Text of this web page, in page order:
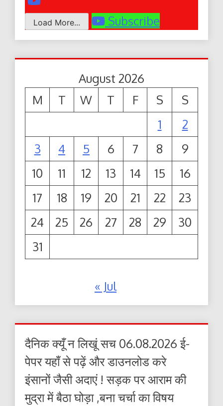
Load More... Subscribe
August 2026
M
T W T F S
S
1
2
3
4 5 6 7 8
9
10
11 12 13 14 15
16
17
18 19 20 21 22
23
24
25 26 27 28 29
30
31
« Jul
दैनिक क्यूँ न लिखूं सच 06.08.2026 ई-
पेपर यहाँ से पढ़ें और डाउनलोड करे
इंसानों जैसी अदाएं ! सड़क पर आराम की
मुद्रा में बैठा घोड़ा ,बना चर्चा का विषय